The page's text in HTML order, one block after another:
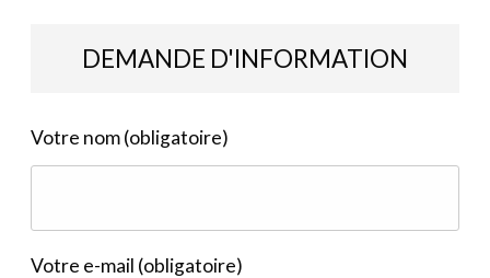
DEMANDE D'INFORMATION
Votre nom (obligatoire)
Votre e-mail (obligatoire)